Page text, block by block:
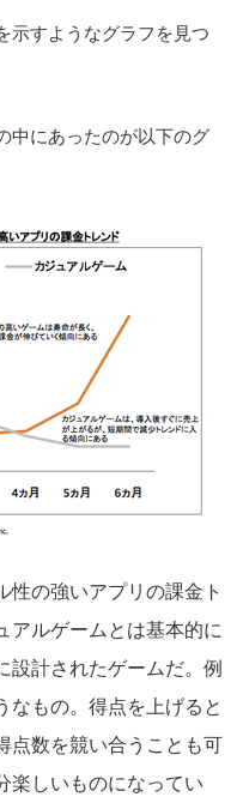
示すようなグラフを見つ
中にあったのが以下のグ
の強いアプリの課金ト
アルゲームとは基本的に
設計されたゲームだ。例
なもの。得点を上げると
点数を競い合うことも可
楽しいものになってい